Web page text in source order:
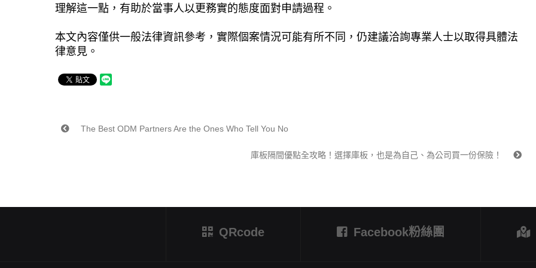
理解這一點，有助於當事人以更務實的態度面對申請過程。
本文內容僅供一般法律資訊參考，實際個案情況可能有所不同，仍建議洽詢專業人士以取得具體法
律意見。
The Best ODM Partners Are the Ones Who Tell You No
庫板隔間優點全攻略！選擇庫板，也是為自己、為公司買一份保險！
QRcode Facebook粉絲團